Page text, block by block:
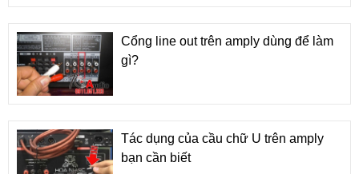
Cổng line out trên amply dùng để làm
gì?
Tác dụng của cầu chữ U trên amply
bạn cần biết